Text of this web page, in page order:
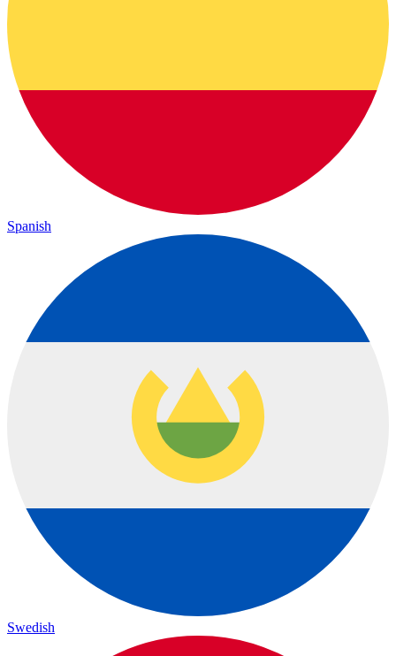
Spanish
Swedish